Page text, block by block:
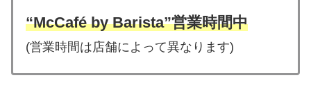
“McCafé by Barista”営業時間中
(営業時間は店舗によって異なります)